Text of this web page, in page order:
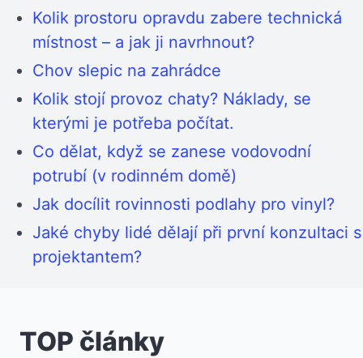
Kolik prostoru opravdu zabere technická
místnost – a jak ji navrhnout?
Chov slepic na zahrádce
Kolik stojí provoz chaty? Náklady, se
kterými je potřeba počítat.
Co dělat, když se zanese vodovodní
potrubí (v rodinném domě)
Jak docílit rovinnosti podlahy pro vinyl?
Jaké chyby lidé dělají při první konzultaci s
projektantem?
TOP články